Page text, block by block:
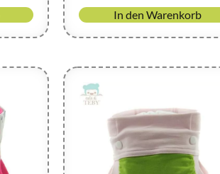
In den Warenkorb